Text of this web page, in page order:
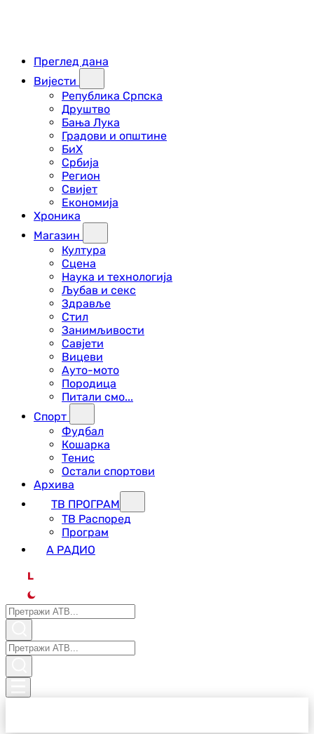
Преглед дана
Вијести
Република Српска
Друштво
Бања Лука
Градови и општине
БиХ
Србија
Регион
Свијет
Економија
Хроника
Магазин
Култура
Сцена
Наука и технологија
Љубав и секс
Здравље
Стил
Занимљивости
Савјети
Вицеви
Ауто-мото
Породица
Питали смо...
Спорт
Фудбал
Кошарка
Тенис
Остали спортови
Архива
ТВ ПРОГРАМ
ТВ Распоред
Програм
А РАДИО
L